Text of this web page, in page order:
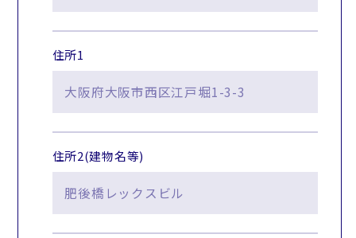
住所1
住所2(建物名等)